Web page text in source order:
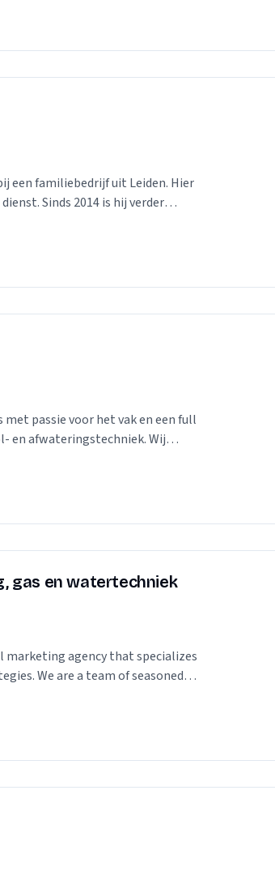
een familiebedrijf uit Leiden. Hier
Sinds 2014 is hij verder
passie voor het vak en een full
en afwateringstechniek. Wij
gas en watertechniek
marketing agency that specializes
We are a team of seasoned